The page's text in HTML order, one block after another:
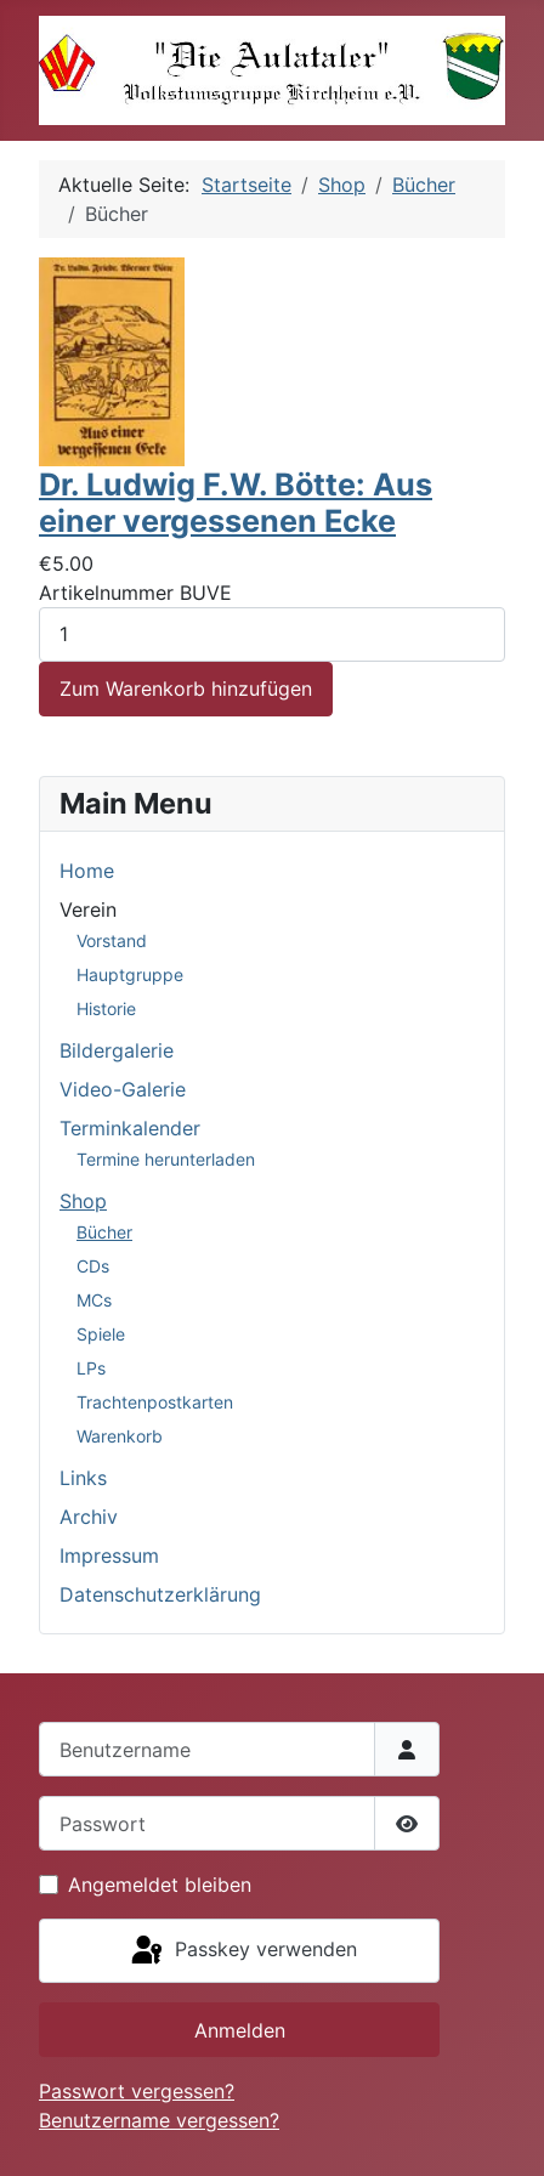
Aktuelle Seite: Startseite Shop
Bücher
Bücher
Dr. Ludwig F.W. Bötte: Aus
einer vergessenen Ecke
€5.00
Artikelnummer BUVE
Main Menu
Home
Verein
Vorstand
Hauptgruppe
Historie
Bildergalerie
Video-Galerie
Terminkalender
Termine herunterladen
Shop
Bücher
CDs
MCs
Spiele
LPs
Trachtenpostkarten
Warenkorb
Links
Archiv
Impressum
Datenschutzerklärung
Benutzername
Passwort
Angemeldet bleiben
Passkey verwenden
Anmelden
Passwort vergessen?
Benutzername vergessen?